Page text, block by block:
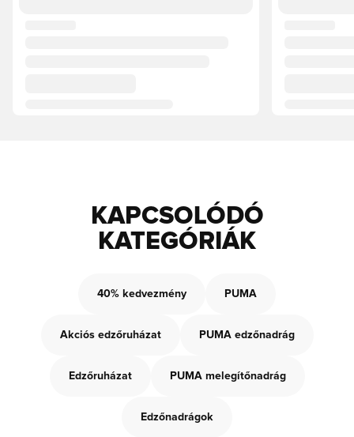
KAPCSOLÓDÓ
KATEGÓRIÁK
40% kedvezmény PUMA
Akciós edzőruházat PUMA edzőnadrág
Edzőruházat PUMA melegítőnadrág
Edzőnadrágok